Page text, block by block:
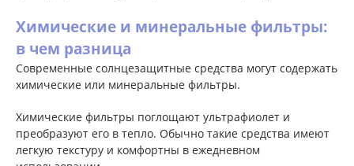
Химические и минеральные фильтры:
в чем разница
Современные солнцезащитные средства могут содержать
химические или минеральные фильтры.
Химические фильтры поглощают ультрафиолет и
преобразуют его в тепло. Обычно такие средства имеют
легкую текстуру и комфортны в ежедневном